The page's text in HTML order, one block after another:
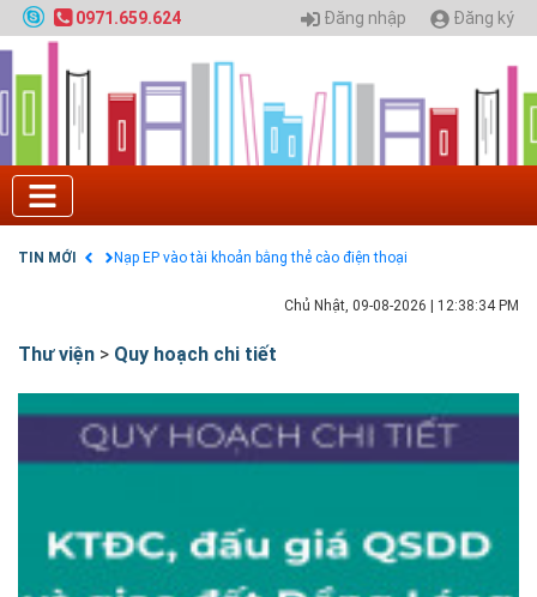
0971.659.624 Đăng nhập Đăng ký
TIN MỚI
Chính sách thanh toán
Điều khoản dịch vụ
HƯỚNG DẪN THANH TOÁN VNPAY TRÊN WEBSITE
Tuyển sinh 2024, Khoa kỹ thuật hạ tầng và môi
trường đô thị - Đại học Kiến trúc Hà Nội
Quy hoạch chung hệ thống đê điều thành phố Hà
Nội
Nạp EP vào tài khoản bằng thẻ cào điện thoại
Chủ Nhật, 09-08-2026 12:38:35 PM
Thư viện > Quy hoạch chi tiết